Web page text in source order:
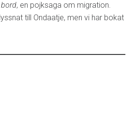
, en pojksaga om migration.
till Ondaatje, men vi har bokat